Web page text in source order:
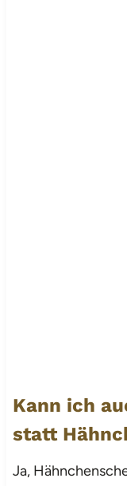
Kann ich
statt
Ja,